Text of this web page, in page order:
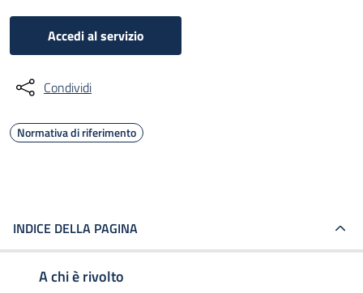
Accedi al servizio
Condividi
Normativa di riferimento
INDICE DELLA PAGINA
A chi è rivolto